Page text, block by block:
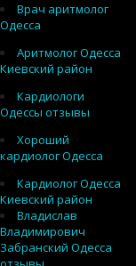
Врач аритмолог
Одесса
Аритмолог Одесса
Киевский район
Кардиологи
Одессы отзывы
Хороший
кардиолог Одесса
Кардиолог Одесса
Киевский район
Владислав
Владимирович
Забранский Одесса